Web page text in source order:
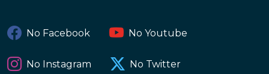
No Facebook No Youtube
No Instagram No Twitter